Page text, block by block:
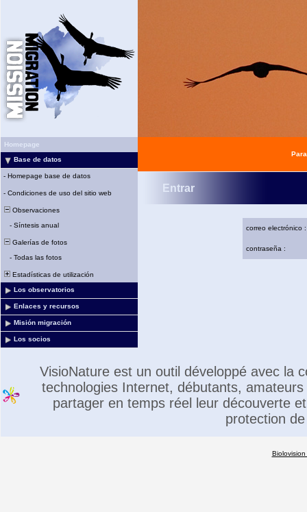
Homepage
Base de datos
- Homepage base de datos
- Condiciones de uso del sitio web
Observaciones
- Síntesis anual
Galerías de fotos
- Todas las fotos
Estadísticas de utilización
Los observatorios
Enlaces y recursos
Misión migración
Los socios
Entrar
correo electrónico :
contraseña :
VisioNature est un outil développé avec la
technologies Internet, débutants,
partager en temps réel leur découverte
protection
Biolovision